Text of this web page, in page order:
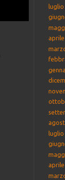
luglio
luglio